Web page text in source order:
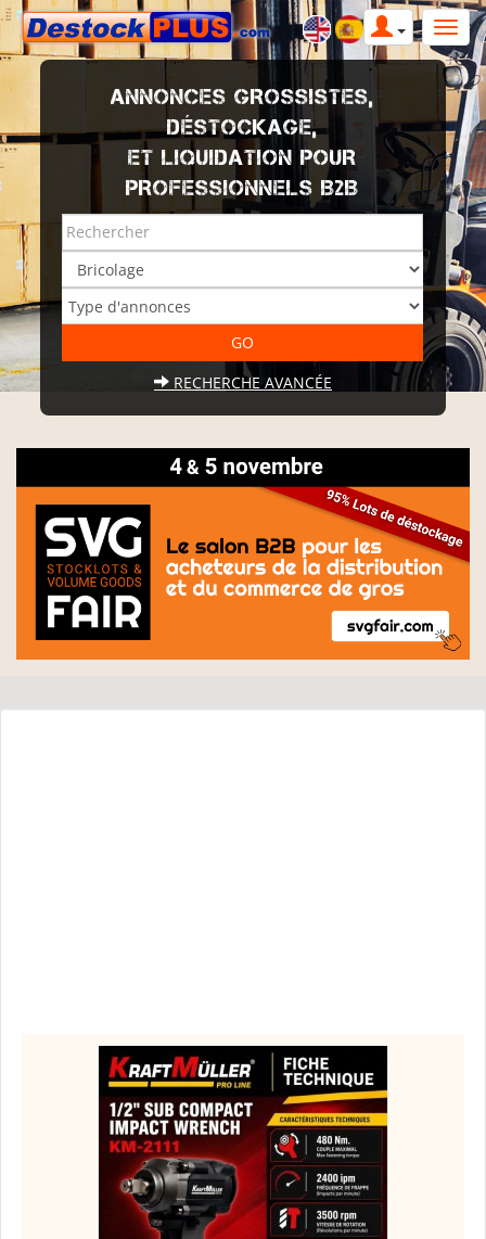
ANNONCES GROSSISTES,
DÉSTOCKAGE,
ET LIQUIDATION POUR
PROFESSIONNELS B2B
RECHERCHE AVANCÉE